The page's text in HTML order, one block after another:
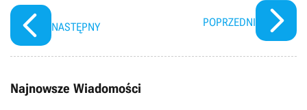
NASTĘPNY POPRZEDNI
Najnowsze Wiadomości